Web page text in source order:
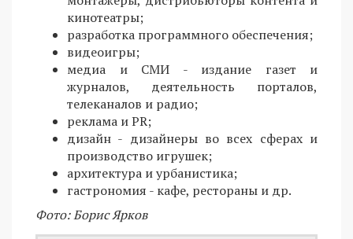
кинотеатры;
разработка программного обеспечения;
видеоигры;
медиа и СМИ - издание газет и
журналов, деятельность порталов,
телеканалов и радио;
реклама и PR;
дизайн - дизайнеры во всех сферах и
производство игрушек;
архитектура и урбанистика;
гастрономия - кафе, рестораны и др.
Фото: Борис Ярков